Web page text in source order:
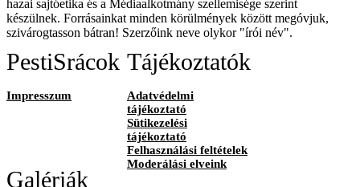
hazai sajtóetika és a Médiaalkotmány szellemisége szerint
készülnek. Forrásainkat minden körülmények között megóvjuk,
szivárogtasson bátran! Szerzőink neve olykor "írói név".
PestiSrácok
Impresszum
Tájékoztatók
Adatvédelmi
tájékoztató
Sütikezelési
tájékoztató
Felhasználási feltételek
Moderálási elveink
Galériák